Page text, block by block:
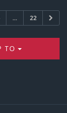
… 22
TO